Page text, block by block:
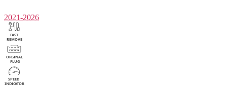
2021-2026